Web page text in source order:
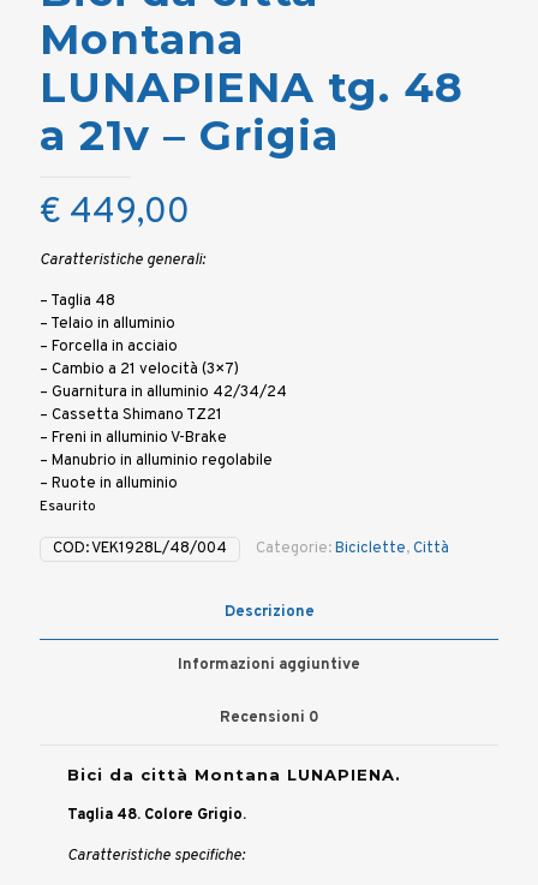
Montana
LUNAPIENA tg. 48
a 21v – Grigia
€ 449,00
Caratteristiche generali:
– Taglia 48
– Telaio in alluminio
– Forcella in acciaio
– Cambio a 21 velocità (3×7)
– Guarnitura in alluminio 42/34/24
– Cassetta Shimano TZ21
– Freni in alluminio V-Brake
– Manubrio in alluminio regolabile
– Ruote in alluminio
Esaurito
COD:VEK1928L/48/004 Categorie:Biciclette,Città
Descrizione
Informazioni aggiuntive
Recensioni 0
Bici da città Montana LUNAPIENA.
Taglia 48. Colore Grigio.
Caratteristiche specifiche: